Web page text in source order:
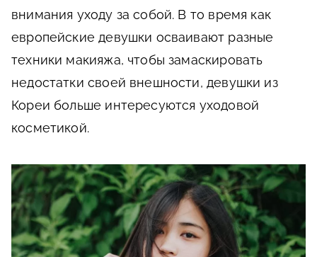
внимания уходу за собой. В то время как
европейские девушки осваивают разные
техники макияжа, чтобы замаскировать
недостатки своей внешности, девушки из
Кореи больше интересуются уходовой
косметикой.